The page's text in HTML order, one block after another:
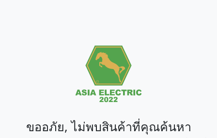
ขออภัย, ไม่พบสินค้าที่คุณค้นหา